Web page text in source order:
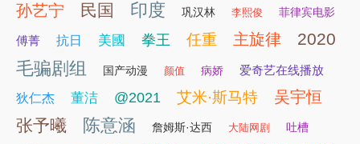
孙艺宁 民国 印度 巩汉林 李熙俊 菲律宾电影
傅菁 抗日 美國 拳王 任重 主旋律 2020
毛骗剧组 国产动漫 颜值 病娇 爱奇艺在线播放
狄仁杰 董洁 @2021 艾米·斯马特 吴宇恒
张予曦 陈意涵 詹姆斯·达西 大陆网剧 吐槽